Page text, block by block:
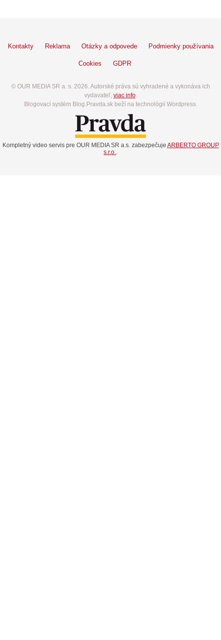
Kontakty Reklama Otázky a odpovede Podmienky používania
Cookies GDPR
© OUR MEDIA SR a. s. 2026. Autorské práva sú vyhradené a vykonáva ich
vydavateľ, viac info.
Blogovací systém Blog.Pravda.sk beží na technológií Wordpress.
Kompletný video servis pre OUR MEDIA SR a.s. zabezpečuje ARBERTO GROUP
s.r.o..